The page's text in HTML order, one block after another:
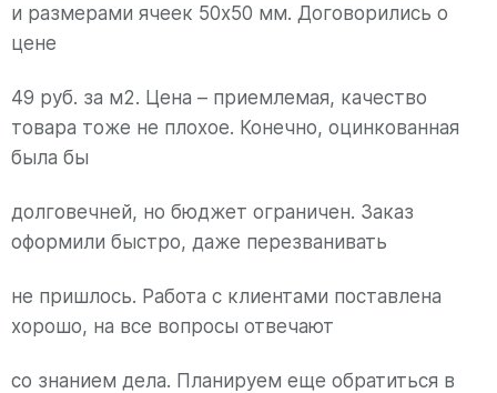
и размерами ячеек 50х50 мм. Договорились о
цене
49 руб. за м2. Цена – приемлемая, качество
товара тоже не плохое. Конечно, оцинкованная
была бы
долговечней, но бюджет ограничен. Заказ
оформили быстро, даже перезванивать
не пришлось. Работа с клиентами поставлена
хорошо, на все вопросы отвечают
со знанием дела. Планируем еще обратиться в